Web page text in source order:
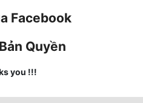
Facebook
Quyền
you !!!